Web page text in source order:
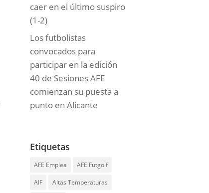
caer en el último suspiro
(1-2)
Los futbolistas
convocados para
participar en la edición
40 de Sesiones AFE
comienzan su puesta a
punto en Alicante
Etiquetas
AFE Emplea AFE Futgolf
AIF Altas Temperaturas